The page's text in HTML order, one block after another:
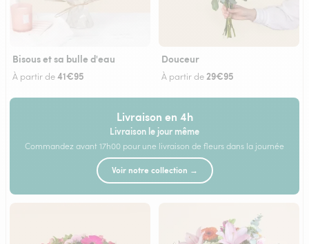
Bisous et sa bulle d'eau
À partir de41€95
Douceur
À partir de29€95
Livraison en 4h
Livraison le jour même
Commandez avant 17h00 pour une livraison de fleurs dans la journée
Voir notre collection →